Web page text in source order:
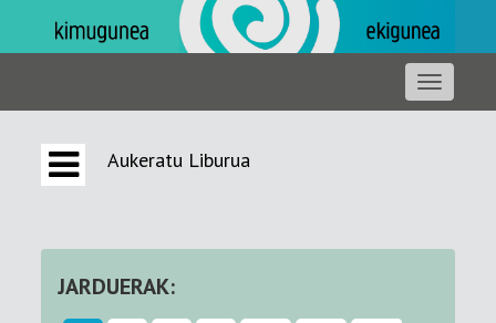
Aukeratu Liburua
JARDUERAK: